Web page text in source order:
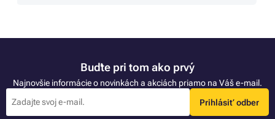
Buďte pri tom ako prvý
Najnovšie informácie o novinkách a akciách priamo na Váš e-mail.
Prihlásiť odber